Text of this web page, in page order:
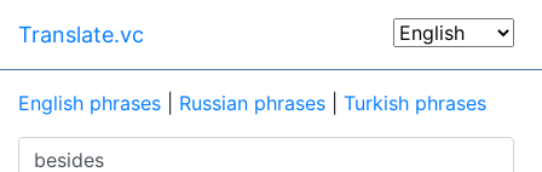
Translate.vc
English phrases Russian phrases Turkish phrases